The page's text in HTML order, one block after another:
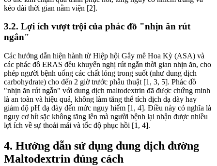
kéo dài thời gian nằm viện [2].
3.2. Lợi ích vượt trội của phác đồ "nhịn ăn rút
ngắn"
Các hướng dẫn hiện hành từ Hiệp hội Gây mê Hoa Kỳ (ASA) và
các phác đồ ERAS đều khuyến nghị rút ngắn thời gian nhịn ăn, cho
phép người bệnh uống các chất lỏng trong suốt (như dung dịch
carbohydrate) cho đến 2 giờ trước phẫu thuật [1, 3, 5]. Phác đồ
"nhịn ăn rút ngắn" với dung dịch maltodextrin đã được chứng minh
là an toàn và hiệu quả, không làm tăng thể tích dịch dạ dày hay
giảm độ pH dạ dày đến mức nguy hiểm [1, 4]. Điều này có nghĩa là
nguy cơ hít sặc không tăng lên mà người bệnh lại nhận được nhiều
lợi ích về sự thoải mái và tốc độ phục hồi [1, 4].
4. Hướng dẫn sử dụng dung dịch đường
Maltodextrin đúng cách